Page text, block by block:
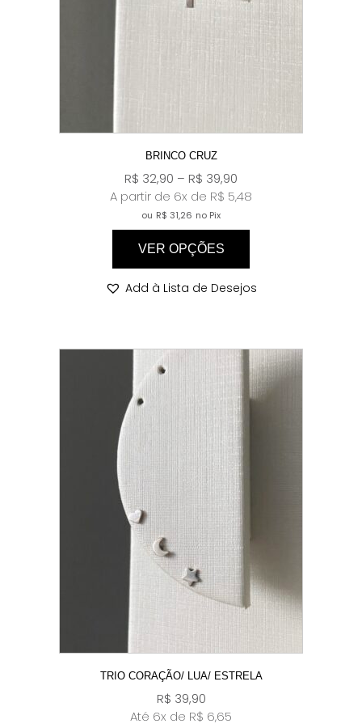
BRINCO CRUZ
R$ 32,90 – R$ 39,90
A partir de 6x de R$ 5,48
ou R$ 31,26 no Pix
VER OPÇÕES
Add à Lista de Desejos
TRIO CORAÇÃO/ LUA/ ESTRELA
R$ 39,90
Até 6x de R$ 6,65